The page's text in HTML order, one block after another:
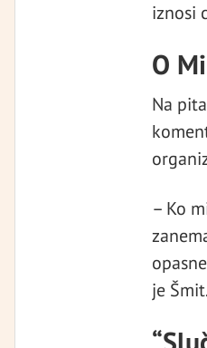
iznosi
O
Na
– Ko
je